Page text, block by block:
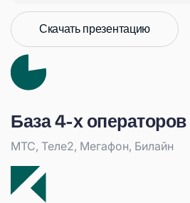
Скачать презентацию
База 4-х операторов
МТС, Теле2, Мегафон, Билайн